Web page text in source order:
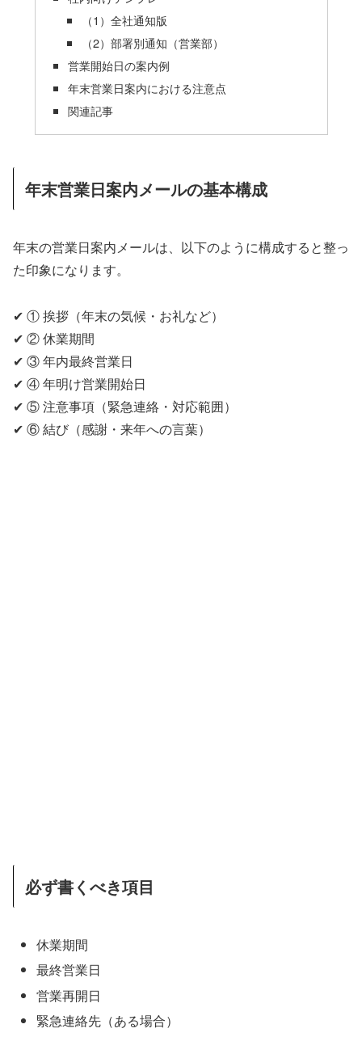
（1）全社通知版
（2）部署別通知（営業部）
営業開始日の案内例
年末営業日案内における注意点
関連記事
年末営業日案内メールの基本構成
年末の営業日案内メールは、以下のように構成すると整っ
た印象になります。
✔ ① 挨拶（年末の気候・お礼など）
✔ ② 休業期間
✔ ③ 年内最終営業日
✔ ④ 年明け営業開始日
✔ ⑤ 注意事項（緊急連絡・対応範囲）
✔ ⑥ 結び（感謝・来年への言葉）
必ず書くべき項目
休業期間
最終営業日
営業再開日
緊急連絡先（ある場合）